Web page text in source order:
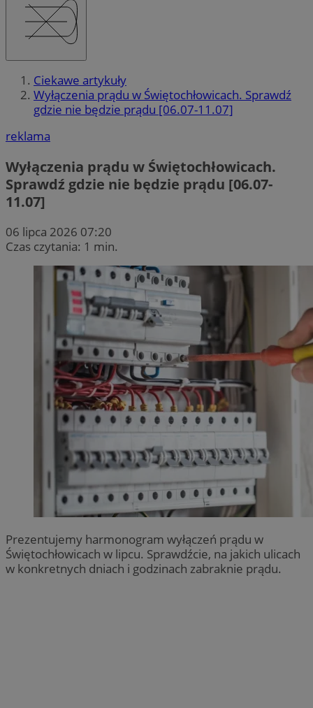
Ciekawe artykuły
Wyłączenia prądu w Świętochłowicach. Sprawdź
gdzie nie będzie prądu [06.07-11.07]
reklama
Wyłączenia prądu w Świętochłowicach.
Sprawdź gdzie nie będzie prądu [06.07-
11.07]
06 lipca 2026 07:20
Czas czytania: 1 min.
Prezentujemy harmonogram wyłączeń prądu w
Świętochłowicach w lipcu. Sprawdźcie, na jakich ulicach
w konkretnych dniach i godzinach zabraknie prądu.